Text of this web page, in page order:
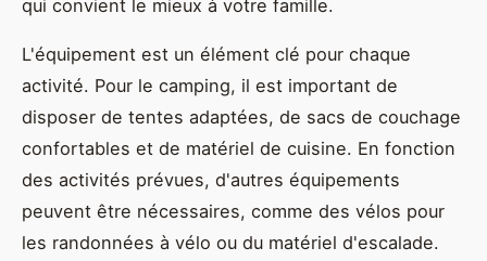
qui convient le mieux à votre famille.
L'équipement est un élément clé pour chaque
activité. Pour le camping, il est important de
disposer de tentes adaptées, de sacs de couchage
confortables et de matériel de cuisine. En fonction
des activités prévues, d'autres équipements
peuvent être nécessaires, comme des vélos pour
les randonnées à vélo ou du matériel d'escalade.